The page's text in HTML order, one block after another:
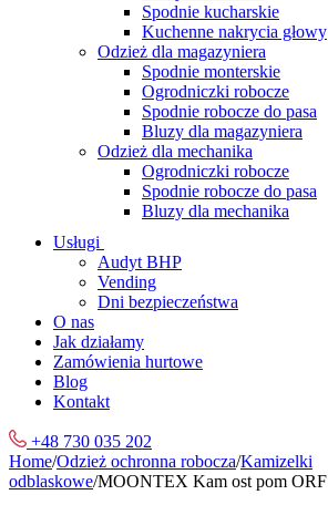
Spodnie kucharskie
Kuchenne nakrycia głowy
Odzież dla magazyniera
Spodnie monterskie
Ogrodniczki robocze
Spodnie robocze do pasa
Bluzy dla magazyniera
Odzież dla mechanika
Ogrodniczki robocze
Spodnie robocze do pasa
Bluzy dla mechanika
Usługi
Audyt BHP
Vending
Dni bezpieczeństwa
O nas
Jak działamy
Zamówienia hurtowe
Blog
Kontakt
+48 730 035 202
Home/Odzież ochronna robocza/Kamizelki
odblaskowe/MOONTEX Kam ost pom ORF